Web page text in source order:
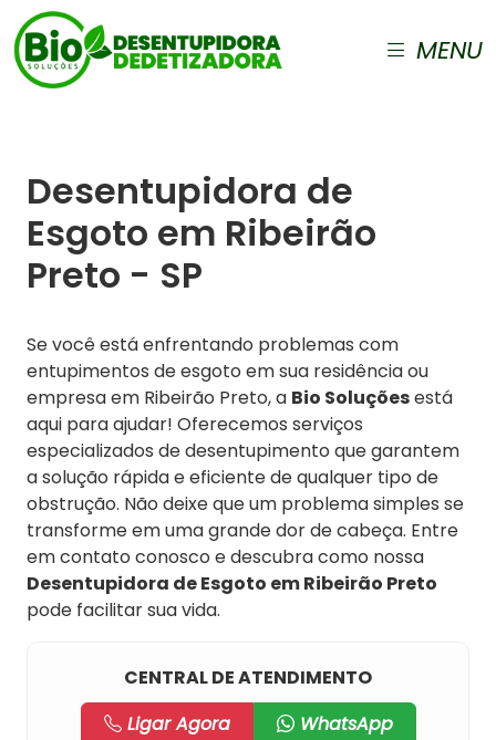
MENU
Desentupidora de
Esgoto em Ribeirão
Preto - SP
Se você está enfrentando problemas com
entupimentos de esgoto em sua residência ou
empresa em Ribeirão Preto, a Bio Soluçõesestá
aqui para ajudar! Oferecemos serviços
especializados de desentupimento que garantem
a solução rápida e eficiente de qualquer tipo de
obstrução. Não deixe que um problema simples se
transforme em uma grande dor de cabeça. Entre
em contato conosco e descubra como nossa
Desentupidora de Esgoto em Ribeirão Preto
pode facilitar sua vida.
CENTRAL DE ATENDIMENTO
Ligar Agora
WhatsApp